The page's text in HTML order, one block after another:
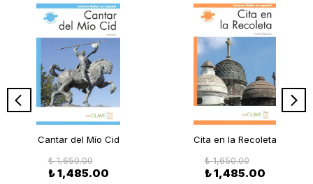
Cantar del Mío Cid
₺ 1,650.00
₺ 1,485.00
Cita en la Recoleta
₺ 1,650.00
₺ 1,485.00